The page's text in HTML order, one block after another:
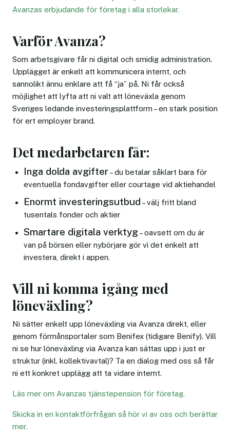
Avanzas erbjudande för företag i alla storlekar.
Varför Avanza?
Som arbetsgivare får ni digital och smidig administration.
Upplägget är enkelt att kommunicera internt, och
sannolikt ännu enklare att få “ja” på. Ni får också
möjlighet att lyfta att ni valt att löneväxla genom
Sveriges ledande investeringsplattform – en stark position
för ert employer brand.
Det medarbetaren får:
Inga dolda avgifter– du betalar såklart bara för
eventuella fondavgifter eller courtage vid aktiehandel
Enormt investeringsutbud – välj fritt bland
tusentals fonder och aktier
Smartare digitala verktyg– oavsett om du är
van på börsen eller nybörjare gör vi det enkelt att
investera, direkt i appen.
Vill ni komma igång med
löneväxling?
Ni sätter enkelt upp löneväxling via Avanza direkt, eller
genom förmånsportaler som Benifex (tidigare Benify). Vill
ni se hur löneväxling via Avanza kan sättas upp i just er
struktur (inkl. kollektivavtal)? Ta en dialog med oss så får
ni ett konkret upplägg att ta vidare internt.
Läs mer om Avanzas tjänstepension för företag.
Skicka in en kontaktförfrågan så hör vi av oss och berättar
mer.